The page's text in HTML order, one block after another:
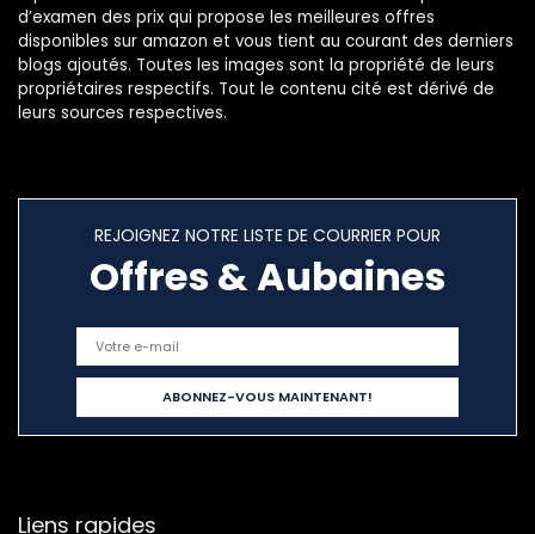
d’examen des prix qui propose les meilleures offres
disponibles sur amazon et vous tient au courant des derniers
blogs ajoutés. Toutes les images sont la propriété de leurs
propriétaires respectifs. Tout le contenu cité est dérivé de
leurs sources respectives.
REJOIGNEZ NOTRE LISTE DE COURRIER POUR
Offres & Aubaines
Liens rapides